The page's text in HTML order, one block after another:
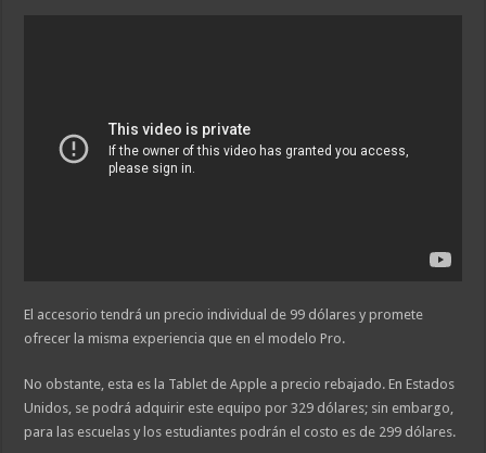
El accesorio tendrá un precio individual de 99 dólares y promete
ofrecer la misma experiencia que en el modelo Pro.
No obstante, esta es la Tablet de Apple a precio rebajado. En Estados
Unidos, se podrá adquirir este equipo por 329 dólares; sin embargo,
para las escuelas y los estudiantes podrán el costo es de 299 dólares.